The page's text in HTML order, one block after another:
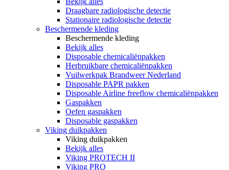
Draagbare radiologische detectie
Stationaire radiologische detectie
Beschermende kleding
Beschermende kleding
Bekijk alles
Disposable chemicaliënpakken
Herbruikbare chemicaliënpakken
Vuilwerkpak Brandweer Nederland
Disposable PAPR pakken
Disposable Airline freeflow chemicaliënpakken
Gaspakken
Oefen gaspakken
Disposable gaspakken
Viking duikpakken
Viking duikpakken
Bekijk alles
Viking PROTECH II
Viking PRO